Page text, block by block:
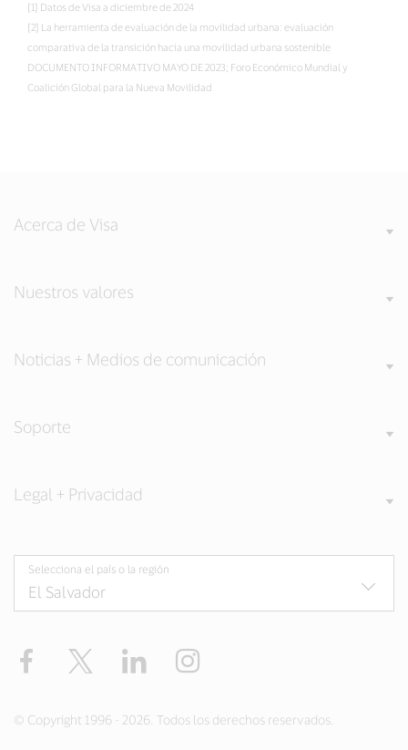
[1] Datos de Visa a diciembre de 2024
[2] La herramienta de evaluación de la movilidad urbana: evaluación
comparativa de la transición hacia una movilidad urbana sostenible
DOCUMENTO INFORMATIVO MAYO DE 2023; Foro Económico Mundial y
Coalición Global para la Nueva Movilidad
Acerca de Visa
Nuestros valores
Noticias + Medios de comunicación
Soporte
Legal + Privacidad
Selecciona el país o la región
Facebook Twitter LinkedIn
© Copyright 1996 - 2026. Todos los derechos reservados.